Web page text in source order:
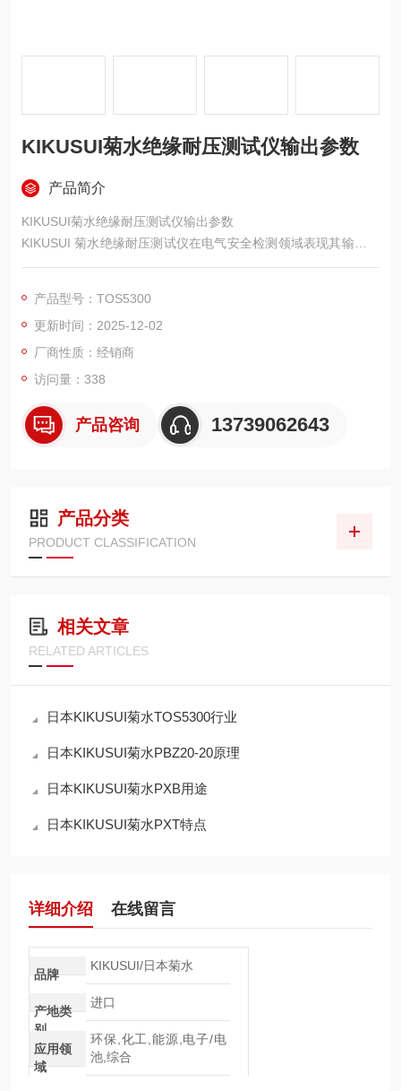
KIKUSUI菊水绝缘耐压测试仪输出参数
产品简介
KIKUSUI菊水绝缘耐压测试仪输出参数
KIKUSUI 菊水绝缘耐压测试仪在电气安全检测领域表现其输出参
数精准且多样化，适配各类严格的测试需求。以 TOS5301 型号
范围更为宽泛，达 0.00kV 至 5.50kV ，分辨率为 10V STEP，能
精准调控输出电压。在 5kV 输出时，最大额定电流可达 100m
A，变
产品型号：TOS5300
更新时间：2025-12-02
厂商性质：经销商
访问量：338
产品咨询 13739062643
产品分类
PRODUCT CLASSIFICATION
相关文章
RELATED ARTICLES
日本KIKUSUI菊水TOS5300行业
日本KIKUSUI菊水PBZ20-20原理
日本KIKUSUI菊水PXB用途
日本KIKUSUI菊水PXT特点
详细介绍 在线留言
品牌
KIKUSUI/日本菊水
产地类
别
进口
应用领
域
环保,化工,能源,电子/电
池,综合